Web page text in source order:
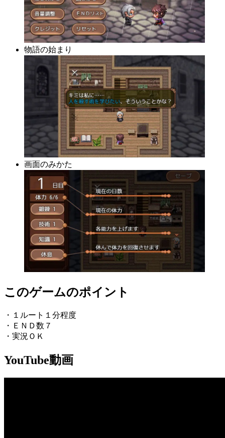
物語の始まり
画面のみかた
このゲームのポイント
・１ルート１分程度
・ＥＮＤ数７
・実況ＯＫ
YouTube動画